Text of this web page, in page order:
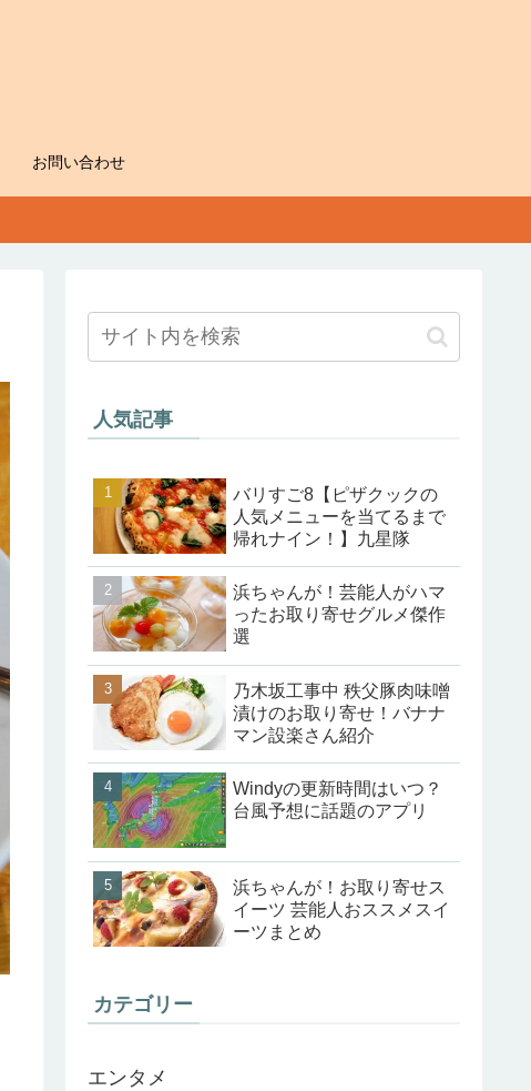
お問い合わせ
人気記事
バリすご8【ピザクックの
人気メニューを当てるまで
帰れナイン！】九星隊
浜ちゃんが！芸能人がハマ
ったお取り寄せグルメ傑作
選
乃木坂工事中 秩父豚肉味噌
漬けのお取り寄せ！バナナ
マン設楽さん紹介
Windyの更新時間はいつ？
台風予想に話題のアプリ
浜ちゃんが！お取り寄せス
イーツ 芸能人おススメスイ
ーツまとめ
カテゴリー
エンタメ